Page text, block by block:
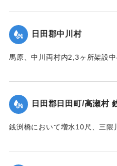
｜固有コード:
日田郡中川村
馬原、中川両村内2,3ヶ所架設
通が途絶、詳細を知ることがで
【出典：大分新聞 大正12年6月
｜固有コード: 00275059
日田郡日田町/高瀬村
銭渕橋において増水10尺、三